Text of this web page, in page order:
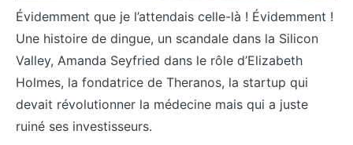
Évidemment que je l’attendais celle-là ! Évidemment !
Une histoire de dingue, un scandale dans la Silicon
Valley, Amanda Seyfried dans le rôle d’Elizabeth
Holmes, la fondatrice de Theranos, la startup qui
devait révolutionner la médecine mais qui a juste
ruiné ses investisseurs.